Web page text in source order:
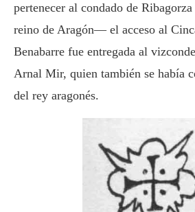
pertenecer al condado de
reino de Aragón—​ el acceso al
Benabarre fue entregada al
Arnal Mir, quien también se había
del rey aragonés.